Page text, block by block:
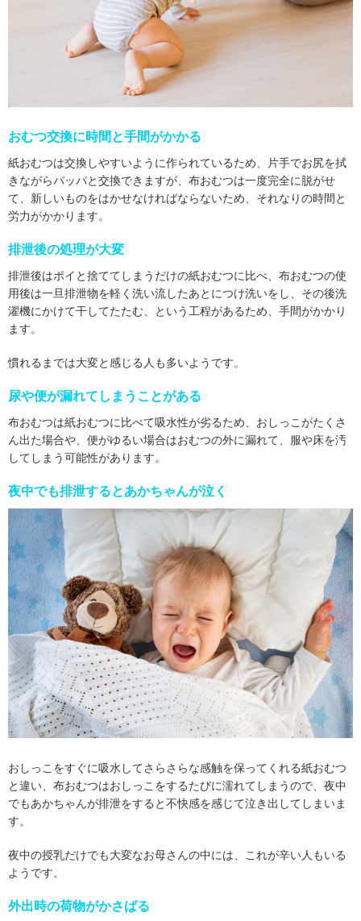
おむつ交換に時間と手間がかかる
紙おむつは交換しやすいように作られているため、片手でお尻を拭
きながらパッパと交換できますが、布おむつは一度完全に脱がせ
て、新しいものをはかせなければならないため、それなりの時間と
労力がかかります。
排泄後の処理が大変
排泄後はポイと捨ててしまうだけの紙おむつに比べ、布おむつの使
用後は一旦排泄物を軽く洗い流したあとにつけ洗いをし、その後洗
濯機にかけて干してたたむ、という工程があるため、手間がかかり
ます。
慣れるまでは大変と感じる人も多いようです。
尿や便が漏れてしまうことがある
布おむつは紙おむつに比べて吸水性が劣るため、おしっこがたくさ
ん出た場合や、便がゆるい場合はおむつの外に漏れて、服や床を汚
してしまう可能性があります。
夜中でも排泄するとあかちゃんが泣く
おしっこをすぐに吸水してさらさらな感触を保ってくれる紙おむつ
と違い、布おむつはおしっこをするたびに濡れてしまうので、夜中
でもあかちゃんが排泄をすると不快感を感じて泣き出してしまいま
す。
夜中の授乳だけでも大変なお母さんの中には、これが辛い人もいる
ようです。
外出時の荷物がかさばる